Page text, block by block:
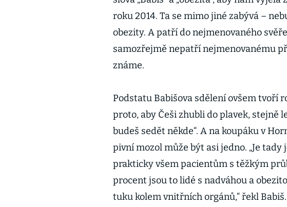
roku 2014. Ta se mimo jiné zabývá –
obezity. A patří do nejmenovaného
samozřejmě nepatří nejmenovanému
známe.
Podstatu Babišova sdělení ovšem tvoří
proto, aby Češi zhubli do plavek, stejně
budeš sedět někde“. A na koupáku v
pivní mozol může být asi jedno. „Je
prakticky všem pacientům s těžkým
procent jsou to lidé s nadváhou a
tuku kolem vnitřních orgánů,“ řekl